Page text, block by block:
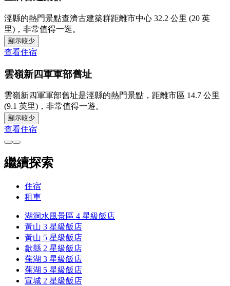
涇縣的熱門景點查濟古建築群距離市中心 32.2 公里 (20 英
里)，非常值得一逛。
顯示較少
查看住宿
雲嶺新四軍軍部舊址
雲嶺新四軍軍部舊址是涇縣的熱門景點，距離市區 14.7 公里
(9.1 英里)，非常值得一遊。
顯示較少
查看住宿
繼續探索
住宿
租車
湖洞水風景區 4 星級飯店
黃山 3 星級飯店
黃山 5 星級飯店
歙縣 2 星級飯店
蕪湖 3 星級飯店
蕪湖 5 星級飯店
宣城 2 星級飯店